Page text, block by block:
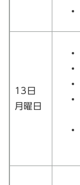
13日
月曜日